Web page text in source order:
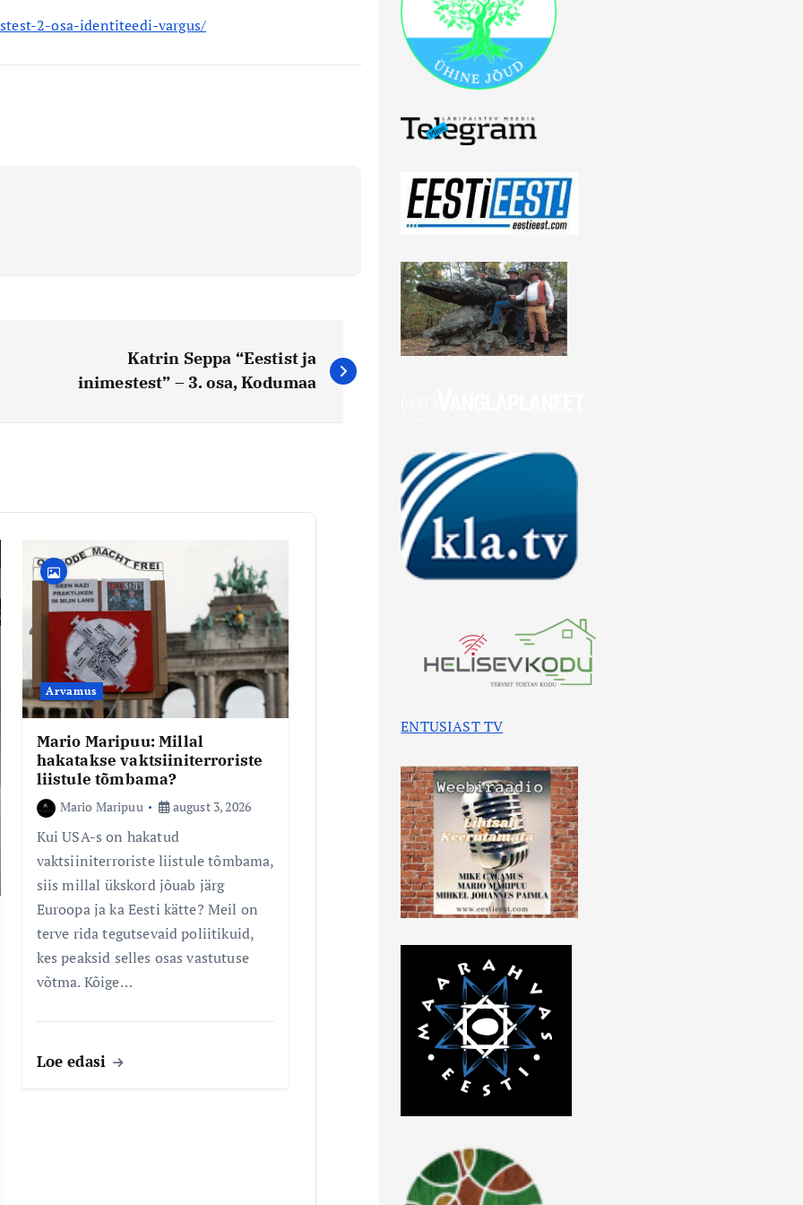
2-osa-identiteedi-vargus/
Katrin Seppa “Eestist ja
inimestest” – 3. osa, Kodumaa
Arvamus
Mario Maripuu: Millal
hakatakse vaktsiiniterroriste
liistule tõmbama?
Mario Maripuu august 3, 2026
Kui USA-s on hakatud
vaktsiiniterroriste liistule tõmbama,
siis millal ükskord jõuab järg
Euroopa ja ka Eesti kätte? Meil on
terve rida tegutsevaid poliitikuid,
kes peaksid selles osas vastutuse
võtma. Kõige…
Loe edasi
ENTUSIAST TV